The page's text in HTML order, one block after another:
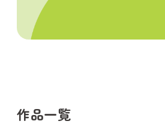
作品一覧